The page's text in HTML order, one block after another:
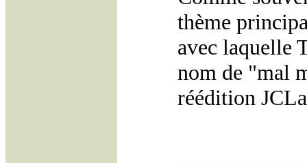
thème
avec laquelle
nom de "mal
réédition